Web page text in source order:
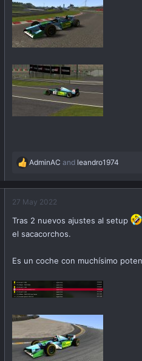
R
a
c
i
o
:
AdminAC and leandro1974
27 May 2022
Tras 2 nuevos ajustes al setup
el sacacorchos.
Es un coche con muchísimo